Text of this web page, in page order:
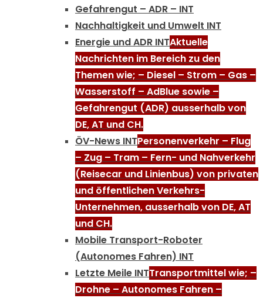
Gefahrengut – ADR – INT
Nachhaltigkeit und Umwelt INT
Energie und ADR INTAktuelle
Nachrichten im Bereich zu den
Themen wie; – Diesel – Strom – Gas –
Wasserstoff – AdBlue sowie –
Gefahrengut (ADR) ausserhalb von
DE, AT und CH.
ÖV-News INTPersonenverkehr – Flug
– Zug – Tram – Fern- und Nahverkehr
(Reisecar und Linienbus) von privaten
und öffentlichen Verkehrs-
Unternehmen, ausserhalb von DE, AT
und CH.
Mobile Transport-Roboter
(Autonomes Fahren) INT
Letzte Meile INTTransportmittel wie; –
Drohne – Autonomes Fahren –